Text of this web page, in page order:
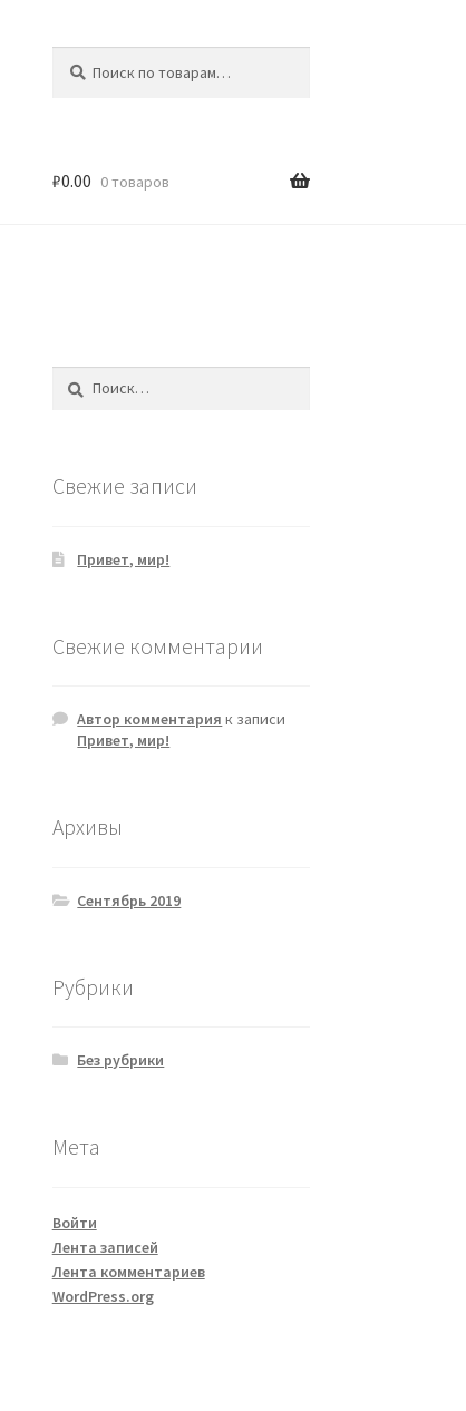
₽0.00 0 товаров
Найти:
Свежие записи
Привет, мир!
Свежие комментарии
Автор комментария к записи
Привет, мир!
Архивы
Сентябрь 2019
Рубрики
Без рубрики
Мета
Войти
Лента записей
Лента комментариев
WordPress.org